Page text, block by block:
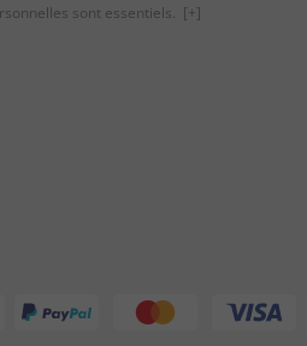
sont essentiels. [+]